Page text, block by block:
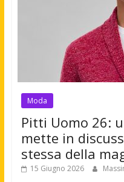
Moda
Pitti Uomo 26:
mette in
stessa della
15 Giugno 2026